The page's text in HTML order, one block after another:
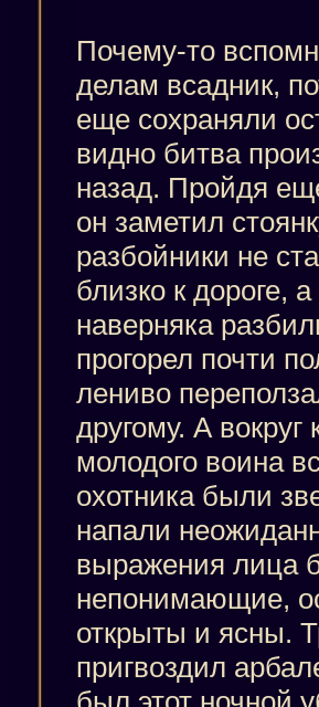
Почему-то
делам всадник,
еще сохраняли
видно битва
назад. Пройдя
он заметил
разбойники не
близко к дороге,
наверняка
прогорел почти
лениво
другому. А
молодого воина
охотника были
напали
выражения лица
непонимающие,
открыты и ясны.
пригвоздил